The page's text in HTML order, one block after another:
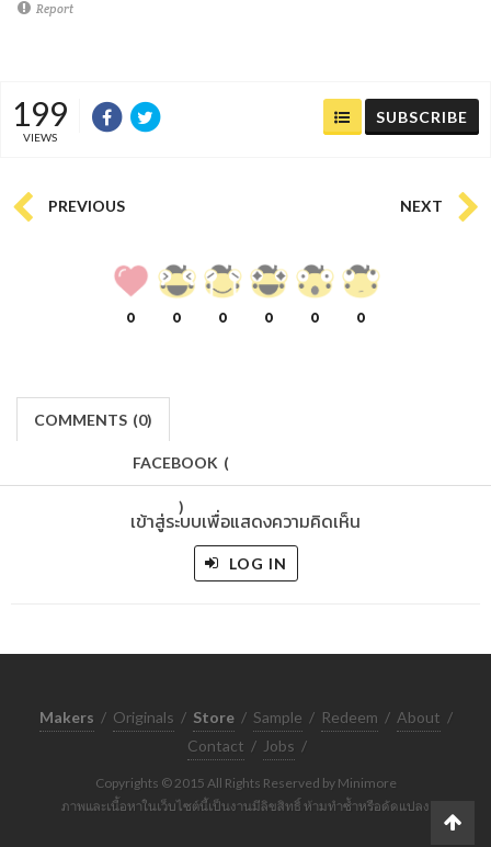
Report
199
VIEWS
SUBSCRIBE
PREVIOUS NEXT
0 0 0 0 0 0
COMMENTS (0)
FACEBOOK (
)
เข้าสู่ระบบเพื่อแสดงความคิดเห็น
LOG IN
Makers / Originals / Store / Sample / Redeem / About /
Contact / Jobs /
Copyrights © 2015 All Rights Reserved by Minimore
ภาพและเนื้อหาในเว็บไซต์นี้เป็นงานมีลิขสิทธิ์ ห้ามทำซ้ำหรือดัดแปลง